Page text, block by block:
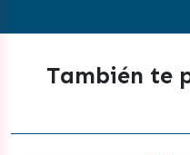
También te